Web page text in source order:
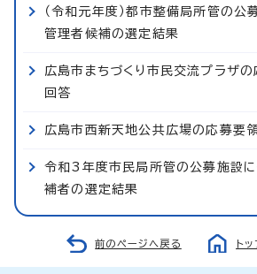
（令和元年度）都市整備局所管の公
管理者候補の選定結果
広島市まちづくり市民交流プラザの
回答
広島市西新天地公共広場の応募要
令和3年度市民局所管の公募施設
補者の選定結果
前のページへ戻る ト